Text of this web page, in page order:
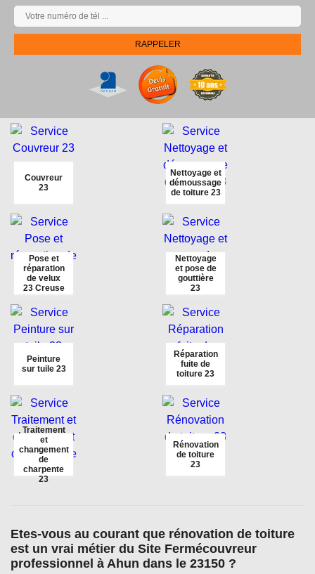
Couvreur
23
Nettoyage et
démoussage
de toiture 23
Pose et
réparation
de velux
23 Creuse
Nettoyage
et pose de
gouttière
23
Peinture
sur tuile 23
Réparation
fuite de
toiture 23
Traitement
et
changement
de
charpente
23
Rénovation
de toiture
23
Etes-vous au courant que rénovation de toiture
est un vrai métier du Site Fermécouvreur
professionnel à Ahun dans le 23150 ?